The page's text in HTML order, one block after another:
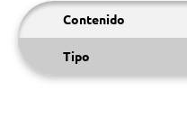
Contenido
Tipo